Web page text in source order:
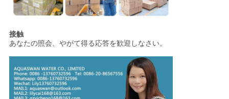
接触
あなたの照会、やがて得る応答を歓迎しなさい。